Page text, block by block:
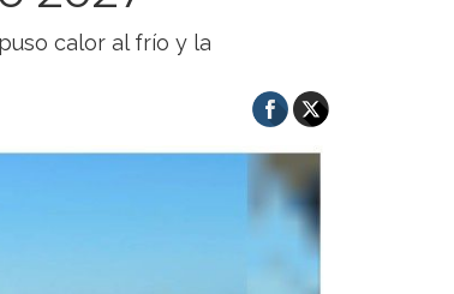
calor al frío y la